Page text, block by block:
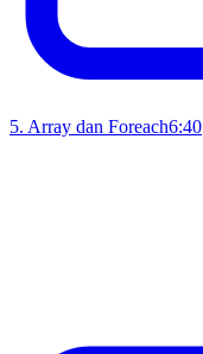
5. Array dan Foreach6:40